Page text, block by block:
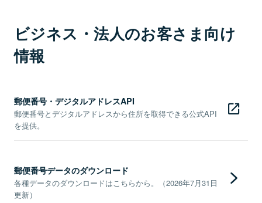
ビジネス・法人のお客さま向け
情報
郵便番号・デジタルアドレスAPI
郵便番号とデジタルアドレスから住所を取得できる公式API
を提供。
郵便番号データのダウンロード
各種データのダウンロードはこちらから。（2026年7月31日
更新）